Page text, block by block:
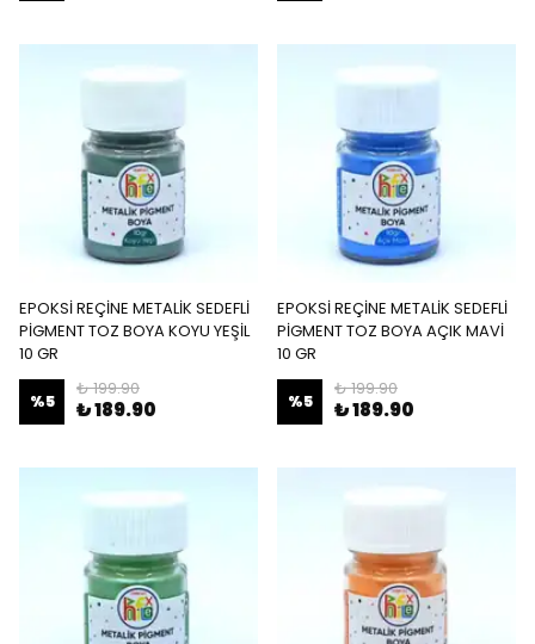
EPOKSİ REÇİNE METALİK SEDEFLİ
PİGMENT TOZ BOYA KOYU YEŞİL
10 GR
%5
₺ 199.90
₺ 189.90
EPOKSİ REÇİNE METALİK SEDEFLİ
PİGMENT TOZ BOYA AÇIK MAVİ
10 GR
%5
₺ 199.90
₺ 189.90